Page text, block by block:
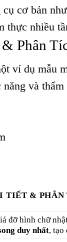
cơ bản
thực nhiều
Phân
ví dụ mẫu
và thẩm
TIẾT & PHÂN
đỡ hình chữ
duy nhất, tạo